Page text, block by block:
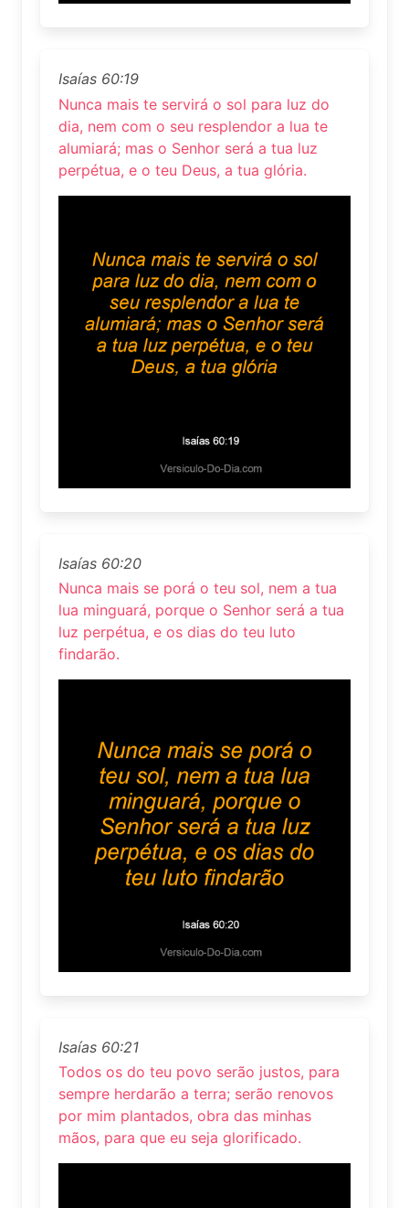
Isaías 60:19
Nunca mais te servirá o sol para luz do
dia, nem com o seu resplendor a lua te
alumiará; mas o Senhor será a tua luz
perpétua, e o teu Deus, a tua glória.
Isaías 60:20
Nunca mais se porá o teu sol, nem a tua
lua minguará, porque o Senhor será a tua
luz perpétua, e os dias do teu luto
findarão.
Isaías 60:21
Todos os do teu povo serão justos, para
sempre herdarão a terra; serão renovos
por mim plantados, obra das minhas
mãos, para que eu seja glorificado.